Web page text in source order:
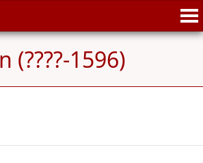
(????-1596)